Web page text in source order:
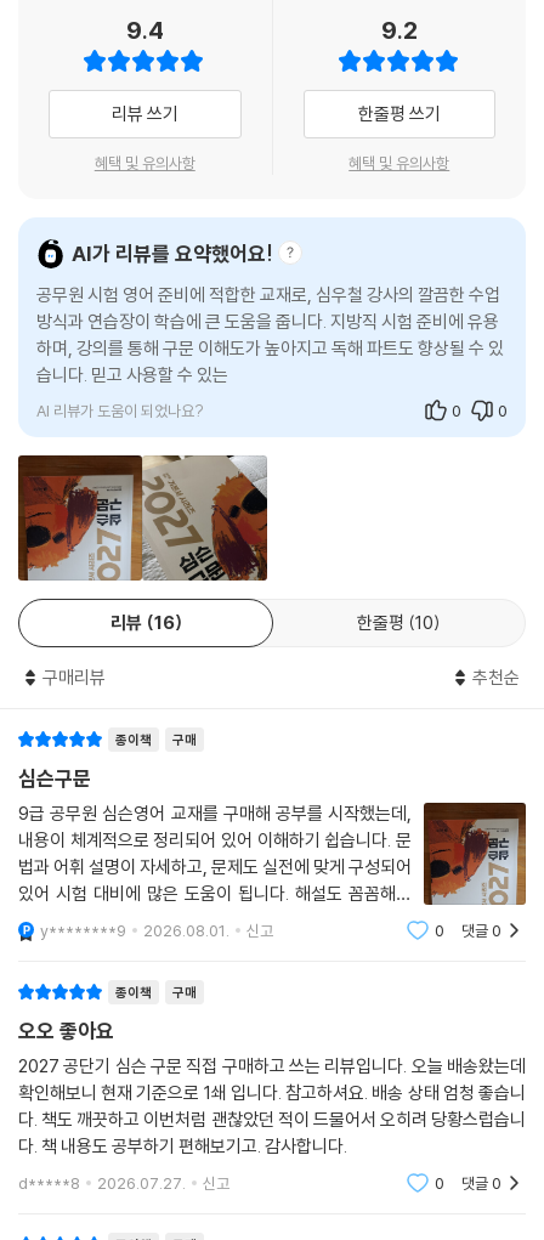
분류하여 정확한 해석 방법을 제시합니다. 누구나 구문을 쉽게 이해할 수
있고 체득할 수 있도록 단순하고 체계적인 방식으로 빈출 구문을 패턴화하
였습니다. 또한 학습한 구문 패턴을 최신 시험 경향에 맞추어 엄선한 해석
연습 문제를 통해 바로 적용해 볼 수 있습니다.
연습 문제로 출제된 구문들을 한눈에 파악할 수 있도록 각 문장을 도식화
하여 수록하였으며, 직독직해를 통한 끊어 읽기 연습과 매끄러운 해석을
통해 최대의 복습 효과를 누릴 수 있습니다. 또한 어휘적인 측면에서 해석
과 관련된 추가 학습을 할 수 있도록 부록 파트를 구성하여, 영어 고득점에
한 걸음 다가갈 수 있도록 꾀하였습니다.
9.4
리뷰 쓰기
혜택 및 유의사항
9.2
한줄평 쓰기
혜택 및 유의사항
AI가 리뷰를 요약했어요!
공무원 시험 영어 준비에 적합한 교재로, 심우철 강사의 깔끔한 수업
방식과 연습장이 학습에 큰 도움을 줍니다. 지방직 시험 준비에 유용
하며, 강의를 통해 구문 이해도가 높아지고 독해 파트도 향상될 수 있
습니다. 믿고 사용할 수 있는 교재로 추천합니다.
AI 리뷰가 도움이 되었나요? 0 0
리뷰 16 한줄평 10
구매리뷰 추천순
종이책 구매
심슨구문
9급 공무원 심슨영어 교재를 구매해 공부를 시작했는데,
내용이 체계적으로 정리되어 있어 이해하기 쉽습니다. 문
법과 어휘 설명이 자세하고, 문제도 실전에 맞게 구성되어
있어 시험 대비에 많은 도움이 됩니다. 해설도 꼼꼼해서
혼자 공부하기에도 부담이 없으며, 꾸준히 학습하면 영어
실력 향상에 큰 도움이 될 것 같아 만족합니다.
y********9 2026.08.01. 신고 0 댓글0
종이책 구매
오오 좋아요
2027 공단기 심슨 구문 직접 구매하고 쓰는 리뷰입니다. 오늘 배송왔는데
확인해보니 현재 기준으로 1쇄 입니다. 참고하셔요. 배송 상태 엄청 좋습니
다. 책도 깨끗하고 이번처럼 괜찮았던 적이 드물어서 오히려 당황스럽습니
다. 책 내용도 공부하기 편해보기고. 감사합니다.
d*****8 2026.07.27. 신고 0 댓글0